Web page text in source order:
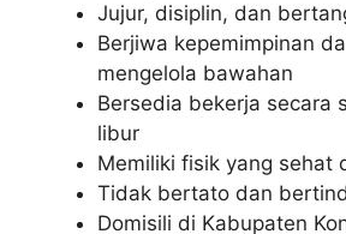
Jujur, disiplin, dan
Berjiwa kepemimpinan
mengelola bawahan
Bersedia bekerja secara
libur
Memiliki fisik yang sehat
Tidak bertato dan
Domisili di Kabupaten